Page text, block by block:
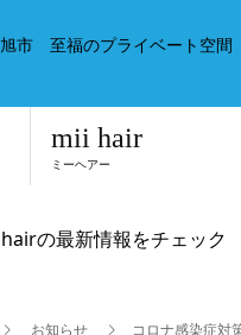
市 至福のプライベート空間
mii hair
ミーヘアー
の最新情報をチェック
お知らせ コロナ感染症対